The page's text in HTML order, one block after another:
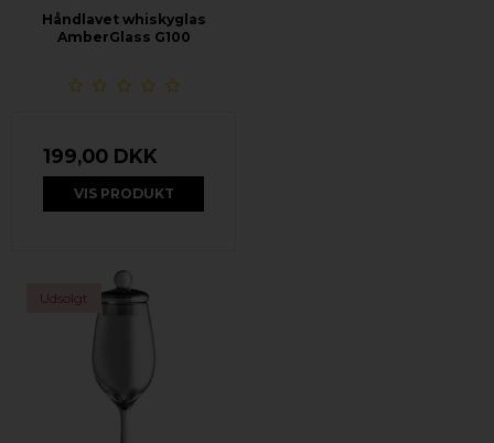
Håndlavet whiskyglas
AmberGlass G100
199,00 DKK
VIS PRODUKT
Udsolgt